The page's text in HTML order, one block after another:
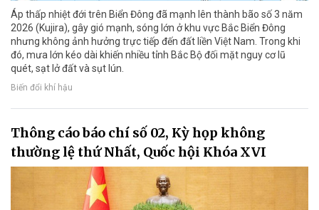
Áp thấp nhiệt đới trên Biển Đông đã mạnh lên thành bão số 3 năm
2026 (Kujira), gây gió mạnh, sóng lớn ở khu vực Bắc Biển Đông
nhưng không ảnh hưởng trực tiếp đến đất liền Việt Nam. Trong khi
đó, mưa lớn kéo dài khiến nhiều tỉnh Bắc Bộ đối mặt nguy cơ lũ
quét, sạt lở đất và sụt lún.
Biến đổi khí hậu
Thông cáo báo chí số 02, Kỳ họp không
thường lệ thứ Nhất, Quốc hội Khóa XVI